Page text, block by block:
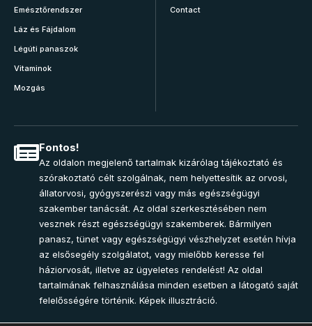
Emésztőrendszer
Láz és Fájdalom
Légúti panaszok
Vitaminok
Mozgás
Contact
Fontos!
Az oldalon megjelenő tartalmak kizárólag tájékoztató és
szórakoztató célt szolgálnak, nem helyettesítik az orvosi,
állatorvosi, gyógyszerészi vagy más egészségügyi
szakember tanácsát. Az oldal szerkesztésében nem
vesznek részt egészségügyi szakemberek. Bármilyen
panasz, tünet vagy egészségügyi vészhelyzet esetén hívja
az elsősegély szolgálatot, vagy mielőbb keresse fel
háziorvosát, illetve az ügyeletes rendelést! Az oldal
tartalmának felhasználása minden esetben a látogató saját
felelősségére történik. Képek illusztráció.